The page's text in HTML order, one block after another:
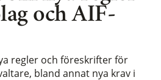
och AIF-
regler och föreskrifter för
bland annat nya krav i